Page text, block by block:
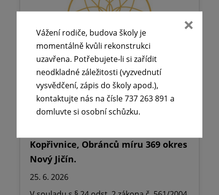
🪧Oznámení o udělení ředitelského
Kopřivnice, Obránců míru 369 okres
Nový Jičín.
25. 6. 2026
Vážení rodiče, budova školy je
momentálně kvůli rekonstrukci
uzavřena. Potřebujete-li si zařídit
neodkladné záležitosti (vyzvednutí
vysvědčení, zápis do školy apod.),
kontaktujte nás na čísle 737 263 891 a
domluvte si osobní schůzku.